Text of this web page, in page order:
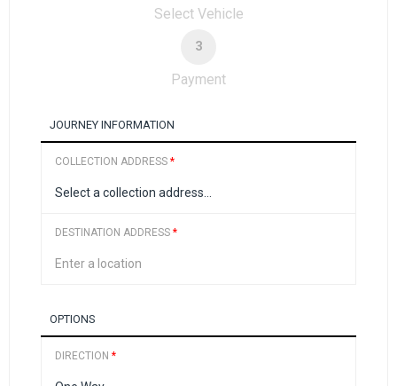
Select Vehicle
3
Payment
JOURNEY INFORMATION
COLLECTION ADDRESS *
DESTINATION ADDRESS *
OPTIONS
DIRECTION *